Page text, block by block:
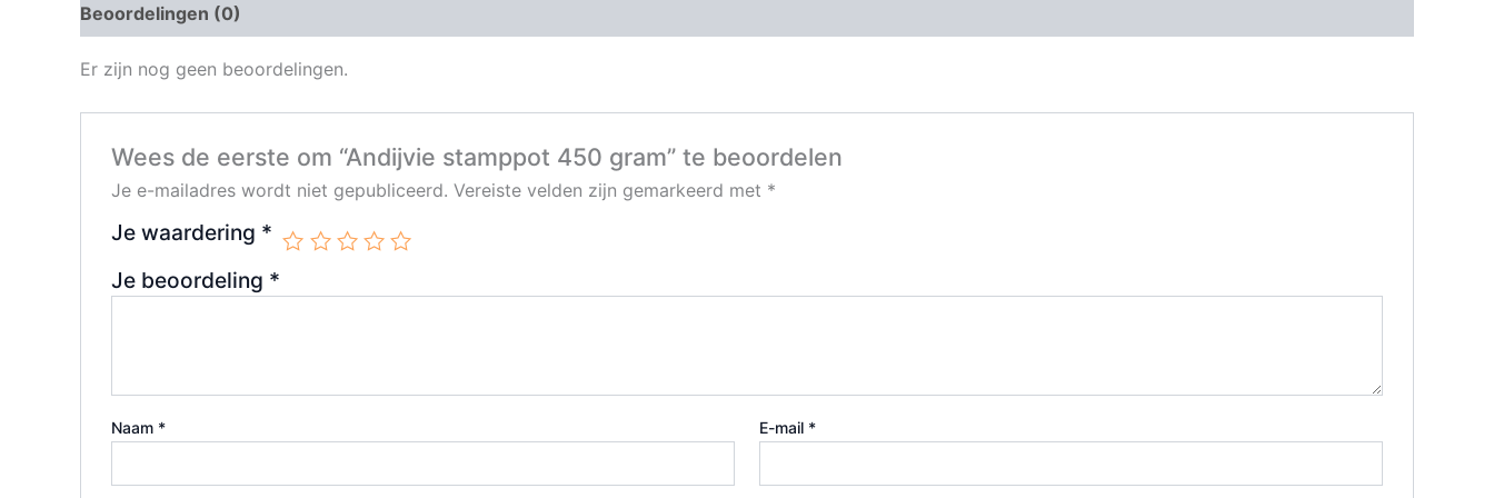
Beoordelingen (0)
Er zijn nog geen beoordelingen.
Wees de eerste om “Andijvie stamppot 450 gram” te beoordelen
Je e-mailadres wordt niet gepubliceerd. Vereiste velden zijn gemarkeerd met *
Je waardering *
Je beoordeling *
Naam * E-mail *